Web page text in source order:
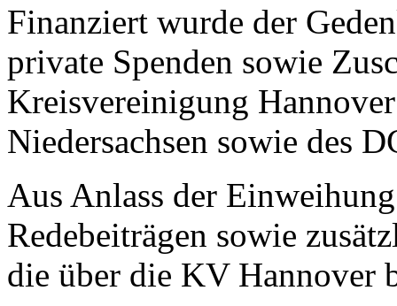
Finanziert wurde der
private Spenden sowie
Kreisvereinigung
Niedersachsen sowie des
Aus Anlass der
Redebeiträgen sowie
die über die KV Hannover